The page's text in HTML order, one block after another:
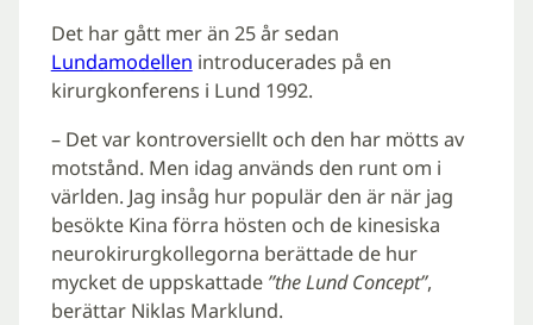
Det har gått mer än 25 år sedan
Lundamodellen introducerades på en
kirurgkonferens i Lund 1992.
– Det var kontroversiellt och den har mötts av
motstånd. Men idag används den runt om i
världen. Jag insåg hur populär den är när jag
besökte Kina förra hösten och de kinesiska
neurokirurgkollegorna berättade de hur
mycket de uppskattade ”the Lund Concept”,
berättar Niklas Marklund.